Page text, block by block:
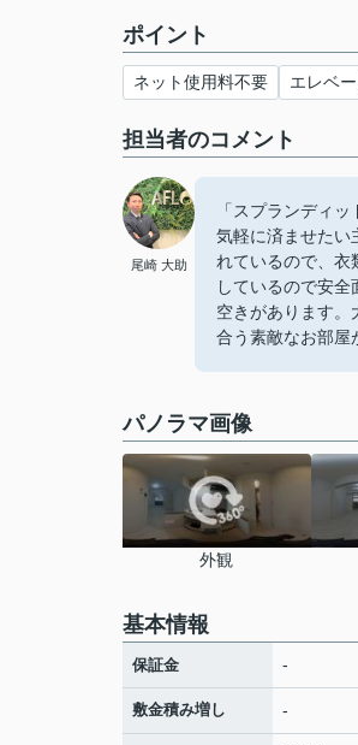
ポイント
ネット使用料不要 エレベ
担当者のコメント
尾崎 大助
「スプランディ
気軽に済ませたい
れているので、衣
しているので安
空きがあります。
合う素敵なお部屋
パノラマ画像
外観
基本情報
保証金 -
敷金積み増し -